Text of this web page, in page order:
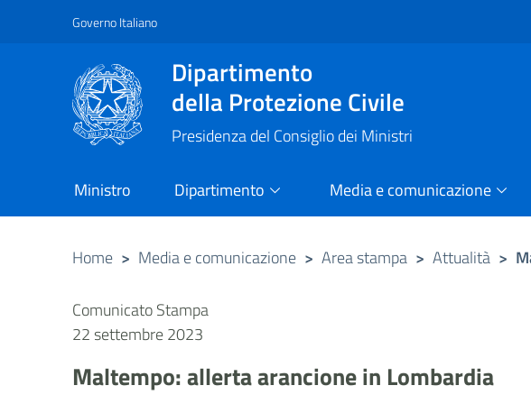
Vai al contenuto principale
Raggiungi il piè di pagina
Governo Italiano
Dipartimento
della Protezione Civile
Presidenza del Consiglio dei Ministri
Ministro Dipartimento Media e comunicazione
Home > Media e comunicazione > Area stampa > Attualità >
Comunicato Stampa
22 settembre 2023
Maltempo: allerta arancione in Lombardia